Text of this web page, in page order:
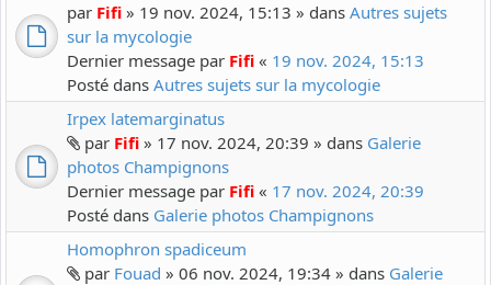
par Fifi » 19 nov. 2024, 15:13 » dans Autres sujets
sur la mycologie
Dernier message par Fifi « 19 nov. 2024, 15:13
Posté dans Autres sujets sur la mycologie
Irpex latemarginatus
par Fifi » 17 nov. 2024, 20:39 » dans Galerie
photos Champignons
Dernier message par Fifi « 17 nov. 2024, 20:39
Posté dans Galerie photos Champignons
Homophron spadiceum
par Fouad » 06 nov. 2024, 19:34 » dans Galerie